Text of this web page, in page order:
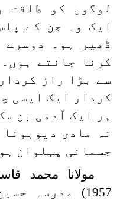
لوگوں کو طاقت
ایک وہ جن کے
ڈھیر ہو۔ دوسرے
کرنا جانتے
سے بڑا راز
کردار ایک ایسی
ہر ایک آدمی بن
نہ مادی
جسمانی پہلوان
مولانا محمد
1957) مدرسہ